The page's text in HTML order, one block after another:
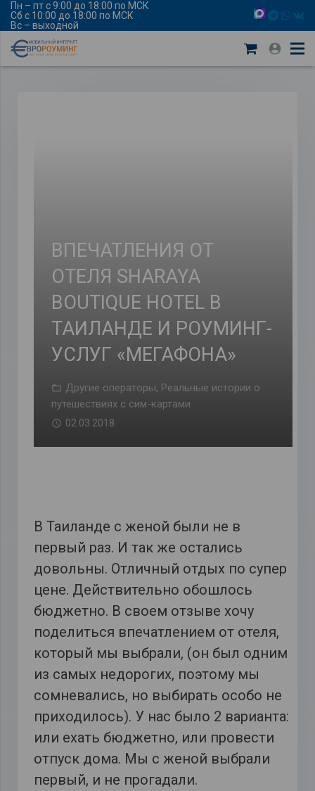
Пн – пт с 9:00 до 18:00 по МСК
Сб с 10:00 до 18:00 по МСК
Вс – выходной
ВПЕЧАТЛЕНИЯ ОТ
ОТЕЛЯ SHARAYA
BOUTIQUE HOTEL В
ТАИЛАНДЕ И РОУМИНГ-
УСЛУГ «МЕГАФОНА»
Другие операторы, Реальные истории о
путешествиях с сим-картами
02.03.2018
В Таиланде с женой были не в
первый раз. И так же остались
довольны. Отличный отдых по супер
цене. Действительно обошлось
бюджетно. В своем отзыве хочу
поделиться впечатлением от отеля,
который мы выбрали, (он был одним
из самых недорогих, поэтому мы
сомневались, но выбирать особо не
приходилось). У нас было 2 варианта:
или ехать бюджетно, или провести
отпуск дома. Мы с женой выбрали
первый, и не прогадали.